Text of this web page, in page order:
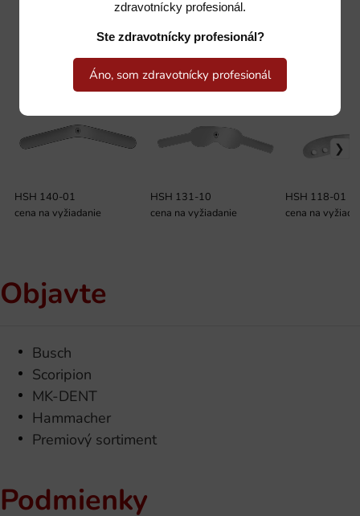
zdravotnícky profesionál.
Ste zdravotnícky profesionál?
Áno, som zdravotnícky profesionál
Podobné produkty
HSH 140-01
cena na vyžiadanie
HSH 131-10
cena na vyžiadanie
HSH 118-01
cena na
Objavte
Busch
Scoripion
MK-DENT
Hammacher
Premiový sortiment
Podmienky